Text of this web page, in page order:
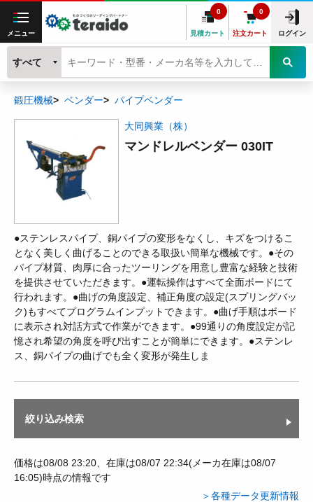
メニュー 見積カート
0
注文カート
0
ログイン
すべて
鍛圧機械 ベンダー パイプベンダー
大同興業（株）
マンドレルベンダー 030IT
●ステンレスパイプ、銅パイプの変形をなくし、キズをつけるこ
となく美しく曲げることのできる取扱い簡単な機械です。●その
パイプ材質、肉厚に合ったツーリングを用意し豊富な経験と技術
を提供させていただきます。●運転操作はすべて全面ボードにて
行われます。●曲げの角度設定、補正角度の設定(スプリングバッ
ク)もすべてプログラムインプットできます。●曲げ手順はボード
に表示され対話方式で作業ができます。●99通りの角度設定が記
憶され希望の角度を呼び出すことが簡単にできます。●ステンレ
ス、銅パイプの曲げでも全く変形が発生しま
絞り込み検索
価格は08/08 23:20、在庫は08/07 22:34(メーカ在庫は08/07
16:05)時点の情報です
＞各種データ更新情報